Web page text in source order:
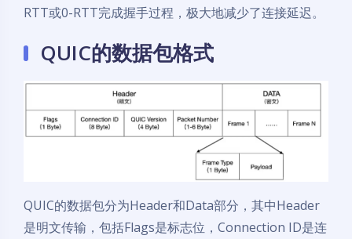
RTT或0-RTT完成握手过程，极大地减少了连接延迟。
QUIC的数据包格式
QUIC的数据包分为Header和Data部分，其中Header
是明文传输，包括Flags是标志位，Connection ID是连